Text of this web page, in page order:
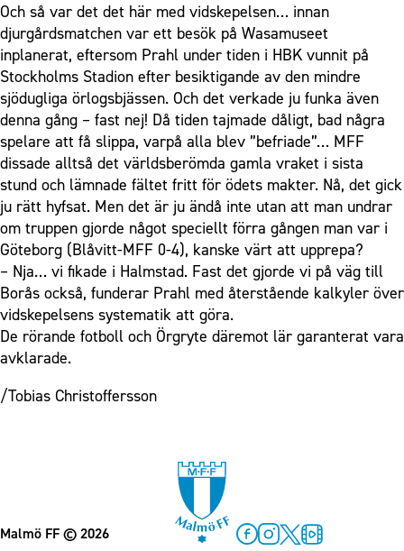
Och så var det det här med vidskepelsen… innan
djurgårdsmatchen var ett besök på Wasamuseet
inplanerat, eftersom Prahl under tiden i HBK vunnit på
Stockholms Stadion efter besiktigande av den mindre
sjödugliga örlogsbjässen. Och det verkade ju funka även
denna gång – fast nej! Då tiden tajmade dåligt, bad några
spelare att få slippa, varpå alla blev ”befriade”… MFF
dissade alltså det världsberömda gamla vraket i sista
stund och lämnade fältet fritt för ödets makter. Nå, det gick
ju rätt hyfsat. Men det är ju ändå inte utan att man undrar
om truppen gjorde något speciellt förra gången man var i
Göteborg (Blåvitt-MFF 0-4), kanske värt att upprepa?
– Nja… vi fikade i Halmstad. Fast det gjorde vi på väg till
Borås också, funderar Prahl med återstående kalkyler över
vidskepelsens systematik att göra.
De rörande fotboll och Örgryte däremot lär garanterat vara
avklarade.
/Tobias Christoffersson
Malmö FF© 2026